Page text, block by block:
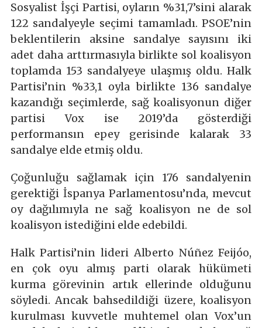
Sosyalist İşçi Partisi, oyların %31,7’sini alarak
122 sandalyeyle seçimi tamamladı. PSOE’nin
beklentilerin aksine sandalye sayısını iki
adet daha arttırmasıyla birlikte sol koalisyon
toplamda 153 sandalyeye ulaşmış oldu. Halk
Partisi’nin %33,1 oyla birlikte 136 sandalye
kazandığı seçimlerde, sağ koalisyonun diğer
partisi Vox ise 2019’da gösterdiği
performansın epey gerisinde kalarak 33
sandalye elde etmiş oldu.
Çoğunluğu sağlamak için 176 sandalyenin
gerektiği İspanya Parlamentosu’nda, mevcut
oy dağılımıyla ne sağ koalisyon ne de sol
koalisyon istediğini elde edebildi.
Halk Partisi’nin lideri Alberto Núñez Feijóo,
en çok oyu almış parti olarak hükümeti
kurma görevinin artık ellerinde olduğunu
söyledi. Ancak bahsedildiği üzere, koalisyon
kurulması kuvvetle muhtemel olan Vox’un